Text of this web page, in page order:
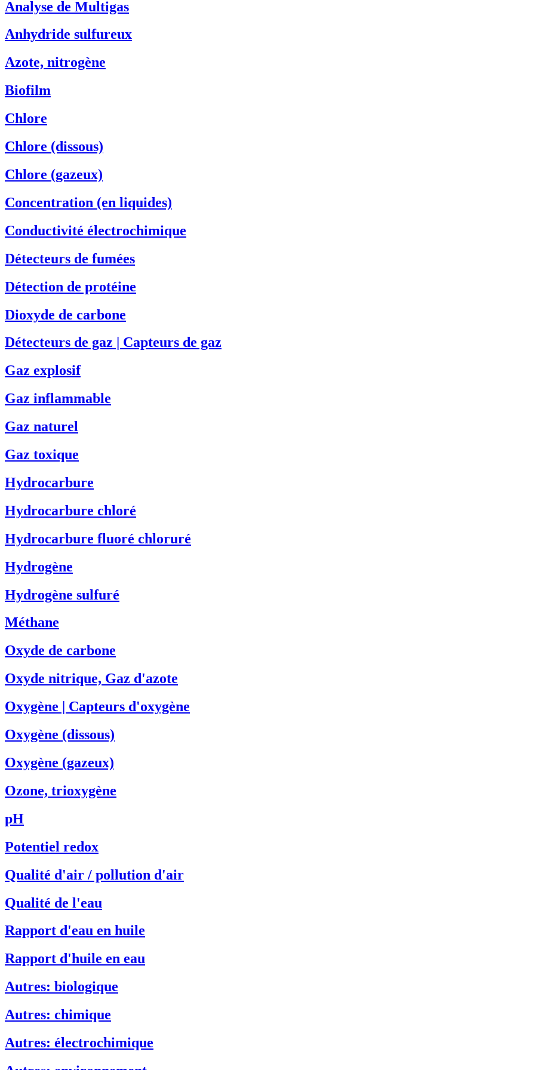
Analyse de Multigas
Anhydride sulfureux
Azote, nitrogène
Biofilm
Chlore
Chlore (dissous)
Chlore (gazeux)
Concentration (en liquides)
Conductivité électrochimique
Détecteurs de fumées
Détection de protéine
Dioxyde de carbone
Détecteurs de gaz | Capteurs de gaz
Gaz explosif
Gaz inflammable
Gaz naturel
Gaz toxique
Hydrocarbure
Hydrocarbure chloré
Hydrocarbure fluoré chloruré
Hydrogène
Hydrogène sulfuré
Méthane
Oxyde de carbone
Oxyde nitrique, Gaz d'azote
Oxygène | Capteurs d'oxygène
Oxygène (dissous)
Oxygène (gazeux)
Ozone, trioxygène
pH
Potentiel redox
Qualité d'air / pollution d'air
Qualité de l'eau
Rapport d'eau en huile
Rapport d'huile en eau
Autres: biologique
Autres: chimique
Autres: électrochimique